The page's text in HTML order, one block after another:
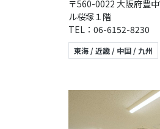
〒560-0022 大阪府豊
ル桜塚１階
TEL：06-6152-8230
東海 / 近畿 / 中国 / 九州